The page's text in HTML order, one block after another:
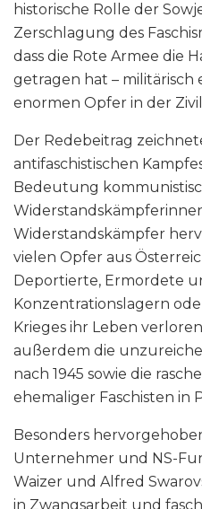
historische Rolle der
Zerschlagung des
dass die Rote Armee die
getragen hat – militärisch
enormen Opfer in der
Der Redebeitrag
antifaschistischen
Bedeutung
Widerstandskämpfer
vielen Opfer aus
Deportierte, Ermordete
Konzentrationslagern
Krieges ihr Leben
außerdem die
nach 1945 sowie die
ehemaliger Faschisten in
Besonders
Unternehmer und NS-
Waizer und Alfred
in Zwangsarbeit und